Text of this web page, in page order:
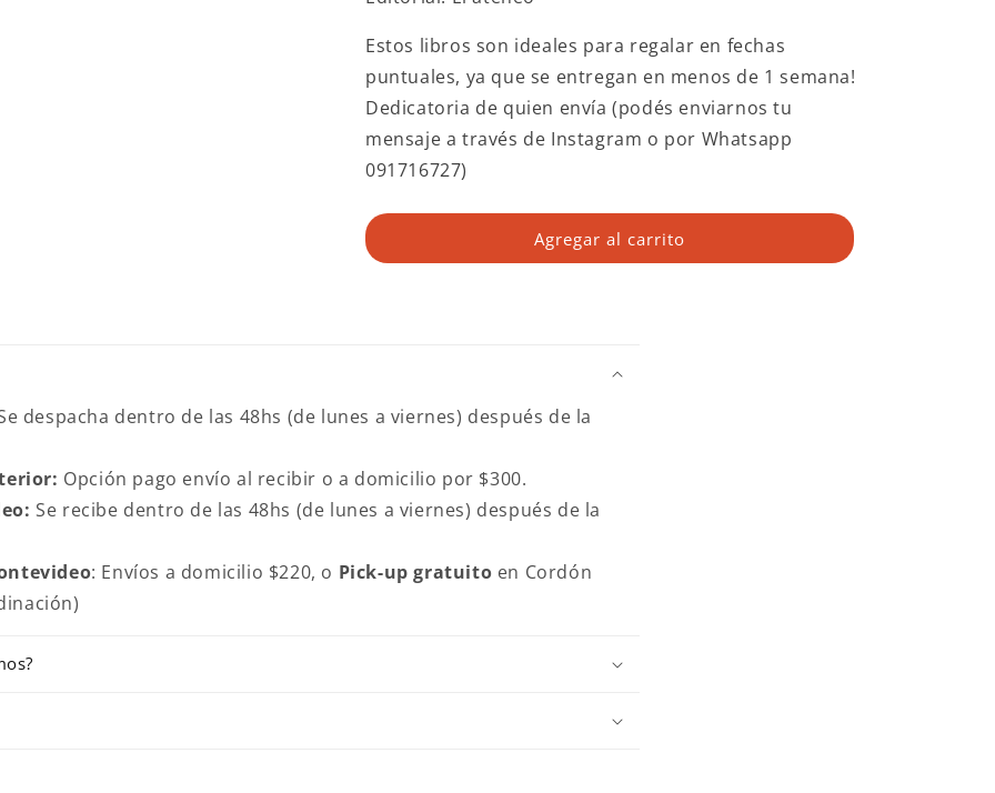
Estos libros son ideales para regalar en fechas
puntuales, ya que se entregan en menos de 1 semana!
Dedicatoria de quien envía (podés enviarnos tu
mensaje a través de Instagram o por Whatsapp
091716727)
Agregar al carrito
despacha dentro de las 48hs (de lunes a viernes) después de la
Opción pago envío al recibir o a domicilio por $300.
Se recibe dentro de las 48hs (de lunes a viernes) después de la
: Envíos a domicilio $220, o Pick-up gratuito en Cordón